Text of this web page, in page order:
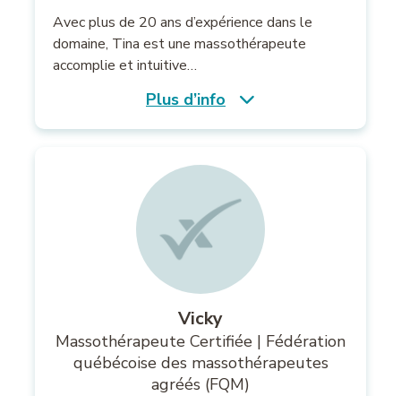
Avec plus de 20 ans d’expérience dans le
domaine, Tina est une massothérapeute
accomplie et intuitive…
Plus d’info
Vicky
Massothérapeute Certifiée | Fédération
québécoise des massothérapeutes
agréés (FQM)